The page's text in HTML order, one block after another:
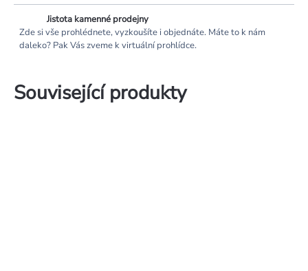
Jistota kamenné prodejny
Zde si vše prohlédnete, vyzkoušíte i objednáte. Máte to k nám
daleko? Pak Vás zveme k virtuální prohlídce.
Související produkty